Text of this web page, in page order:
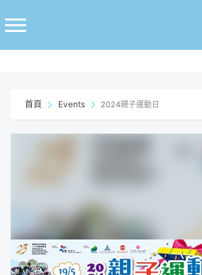
至
首頁 Events 2024親子運動日